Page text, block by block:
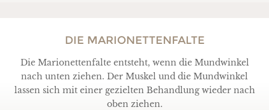
DIE MARIONETTENFALTE
Die Marionettenfalte entsteht, wenn die Mundwinkel
nach unten ziehen. Der Muskel und die Mundwinkel
lassen sich mit einer gezielten Behandlung wieder nach
oben ziehen.